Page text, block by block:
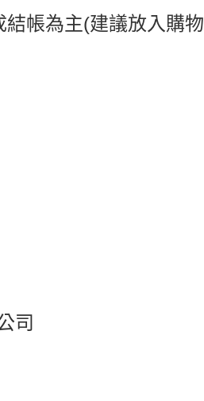
含以上)免運費
含以上)免運費
帳為主(建議放入購物
司